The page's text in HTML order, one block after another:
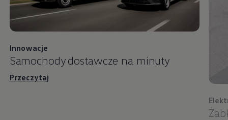
Innowacje
Samochody dostawcze na minuty
Przeczytaj